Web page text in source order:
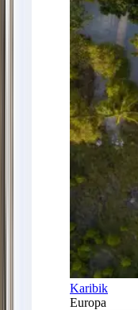
Karibik
Europa